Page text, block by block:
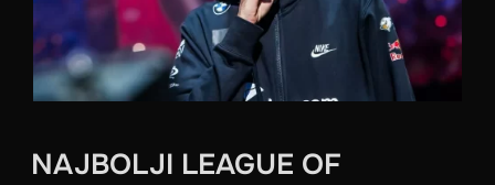
NAJBOLJI LEAGUE OF